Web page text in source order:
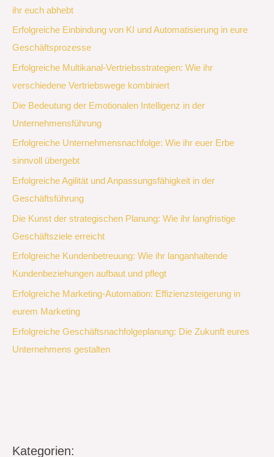
ihr euch abhebt
Erfolgreiche Einbindung von KI und Automatisierung in eure
Geschäftsprozesse
Erfolgreiche Multikanal-Vertriebsstrategien: Wie ihr
verschiedene Vertriebswege kombiniert
Die Bedeutung der Emotionalen Intelligenz in der
Unternehmensführung
Erfolgreiche Unternehmensnachfolge: Wie ihr euer Erbe
sinnvoll übergebt
Erfolgreiche Agilität und Anpassungsfähigkeit in der
Geschäftsführung
Die Kunst der strategischen Planung: Wie ihr langfristige
Geschäftsziele erreicht
Erfolgreiche Kundenbetreuung: Wie ihr langanhaltende
Kundenbeziehungen aufbaut und pflegt
Erfolgreiche Marketing-Automation: Effizienzsteigerung in
eurem Marketing
Erfolgreiche Geschäftsnachfolgeplanung: Die Zukunft eures
Unternehmens gestalten
Kategorien: